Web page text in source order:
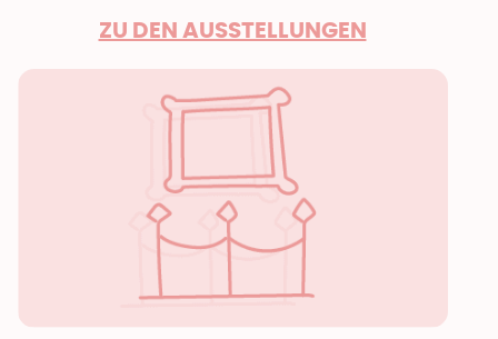
ZU DEN AUSSTELLUNGEN